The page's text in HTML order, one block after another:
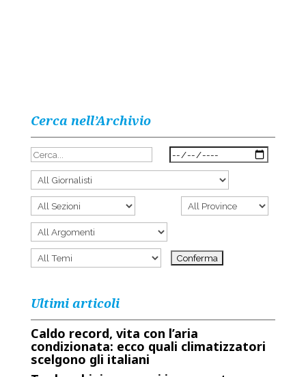
Cerca nell’Archivio
Ultimi articoli
Caldo record, vita con l’aria
condizionata: ecco quali climatizzatori
scelgono gli italiani